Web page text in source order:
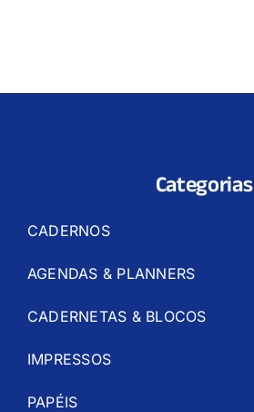
Categorias
CADERNOS
AGENDAS & PLANNERS
CADERNETAS & BLOCOS
IMPRESSOS
PAPÉIS